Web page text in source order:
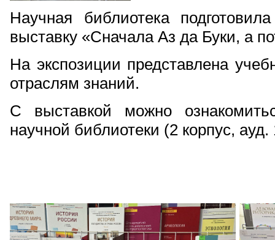
Научная библиотека
выставку «Сначала Аз да Буки, а
На экспозиции представлена
отраслям знаний.
С выставкой можно
научной библиотеки (2 корпус,